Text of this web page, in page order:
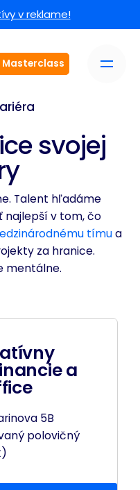
v reklame!
Masterclass
svojej
Talent hľadáme
najlepší v tom, čo
tímua
za hranice.
mentálne.
a
5B
polovičný